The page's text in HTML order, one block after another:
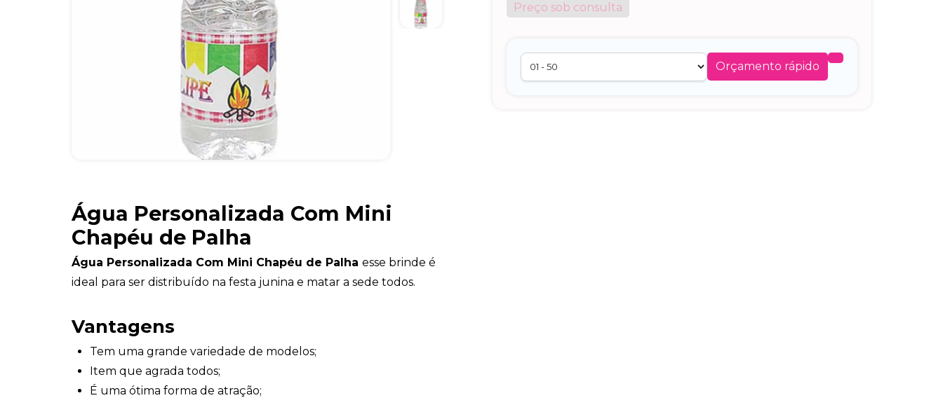
Preço sob consulta
Orçamento rápido
Água Personalizada Com Mini
Chapéu de Palha
Água Personalizada Com Mini Chapéu de Palha esse brinde é
ideal para ser distribuído na festa junina e matar a sede todos.
Vantagens
Tem uma grande variedade de modelos;
Item que agrada todos;
É uma ótima forma de atração;